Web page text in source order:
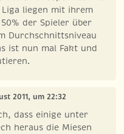
liegen mit ihrem
der Spieler über
Durchschnittsniveau
ist nun mal Fakt und
2011, um 22:32
dass einige unter
heraus die Miesen